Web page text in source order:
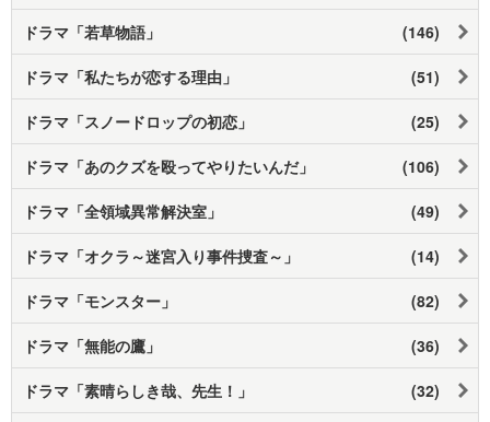
ドラマ「若草物語」 (146)
ドラマ「私たちが恋する理由」 (51)
ドラマ「スノードロップの初恋」 (25)
ドラマ「あのクズを殴ってやりたいんだ」 (106)
ドラマ「全領域異常解決室」 (49)
ドラマ「オクラ～迷宮入り事件捜査～」 (14)
ドラマ「モンスター」 (82)
ドラマ「無能の鷹」 (36)
ドラマ「素晴らしき哉、先生！」 (32)